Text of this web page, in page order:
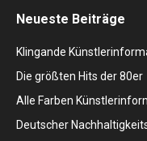
Neueste Beiträge
Klingande
Die größten Hits der 80er
Alle Farben
Deutscher